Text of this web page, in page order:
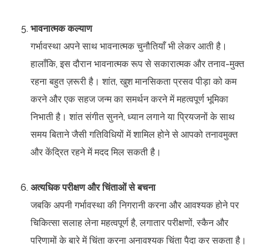
भावनात्मक कल्याण
गर्भावस्था अपने साथ भावनात्मक चुनौतियाँ भी लेकर आती है।
हालाँकि, इस दौरान भावनात्मक रूप से सकारात्मक और तनाव-मुक्त
रहना बहुत ज़रूरी है। शांत, खुश मानसिकता प्रसव पीड़ा को कम
करने और एक सहज जन्म का समर्थन करने में महत्वपूर्ण भूमिका
निभाती है। शांत संगीत सुनने, ध्यान लगाने या प्रियजनों के साथ
समय बिताने जैसी गतिविधियों में शामिल होने से आपको तनावमुक्त
और केंद्रित रहने में मदद मिल सकती है।
अत्यधिक परीक्षण और चिंताओं से बचना
जबकि अपनी गर्भावस्था की निगरानी करना और आवश्यक होने पर
चिकित्सा सलाह लेना महत्वपूर्ण है, लगातार परीक्षणों, स्कैन और
परिणामों के बारे में चिंता करना अनावश्यक चिंता पैदा कर सकता है।